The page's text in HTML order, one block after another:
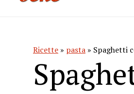
Ricette » pasta » Spaghetti